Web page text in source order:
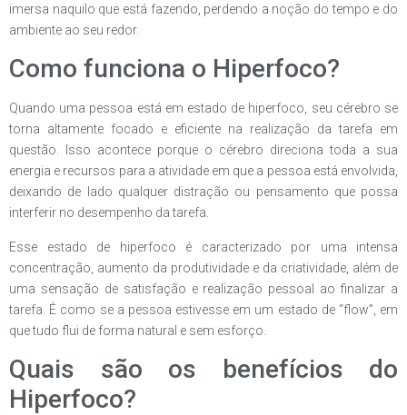
imersa naquilo que está fazendo, perdendo a noção do tempo e do
ambiente ao seu redor.
Como funciona o Hiperfoco?
Quando uma pessoa está em estado de hiperfoco, seu cérebro se
torna altamente focado e eficiente na realização da tarefa em
questão. Isso acontece porque o cérebro direciona toda a sua
energia e recursos para a atividade em que a pessoa está envolvida,
deixando de lado qualquer distração ou pensamento que possa
interferir no desempenho da tarefa.
Esse estado de hiperfoco é caracterizado por uma intensa
concentração, aumento da produtividade e da criatividade, além de
uma sensação de satisfação e realização pessoal ao finalizar a
tarefa. É como se a pessoa estivesse em um estado de “flow”, em
que tudo flui de forma natural e sem esforço.
Quais são os benefícios do
Hiperfoco?